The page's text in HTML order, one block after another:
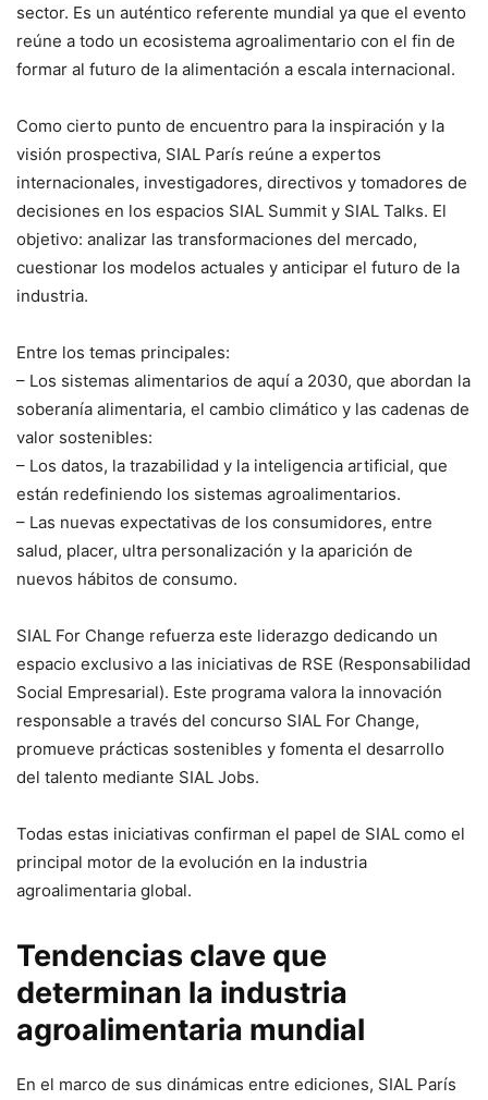
sector. Es un auténtico referente mundial ya que el evento
reúne a todo un ecosistema agroalimentario con el fin de
formar al futuro de la alimentación a escala internacional.
Como cierto punto de encuentro para la inspiración y la
visión prospectiva, SIAL París reúne a expertos
internacionales, investigadores, directivos y tomadores de
decisiones en los espacios SIAL Summit y SIAL Talks. El
objetivo: analizar las transformaciones del mercado,
cuestionar los modelos actuales y anticipar el futuro de la
industria.
Entre los temas principales:
– Los sistemas alimentarios de aquí a 2030, que abordan la
soberanía alimentaria, el cambio climático y las cadenas de
valor sostenibles:
– Los datos, la trazabilidad y la inteligencia artificial, que
están redefiniendo los sistemas agroalimentarios.
– Las nuevas expectativas de los consumidores, entre
salud, placer, ultra personalización y la aparición de
nuevos hábitos de consumo.
SIAL For Change refuerza este liderazgo dedicando un
espacio exclusivo a las iniciativas de RSE (Responsabilidad
Social Empresarial). Este programa valora la innovación
responsable a través del concurso SIAL For Change,
promueve prácticas sostenibles y fomenta el desarrollo
del talento mediante SIAL Jobs.
Todas estas iniciativas confirman el papel de SIAL como el
principal motor de la evolución en la industria
agroalimentaria global.
Tendencias clave que
determinan la industria
agroalimentaria mundial
En el marco de sus dinámicas entre ediciones, SIAL París